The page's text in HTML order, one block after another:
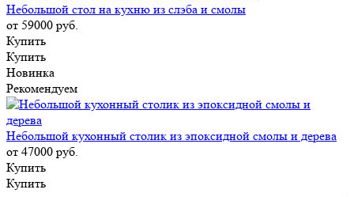
Небольшой стол на кухню из слэба и смолы
от 59000 руб.
Купить
Купить
Новинка
Рекомендуем
Небольшой кухонный столик из эпоксидной смолы и дерева
от 47000 руб.
Купить
Купить